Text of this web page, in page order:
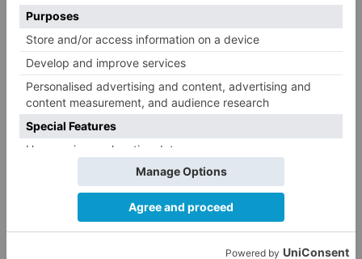
temporada.
El Burgos, sin embargo, sí ganaría un punto y
pasaría de 63 a 64, acercándose todavía más a
la pelea por el playoff. Es una diferencia
pequeña, pero suficiente para seguir
completamente enganchado a la lucha.
El caso contrario es el Málaga.
El conjunto andaluz perdería dos puntos y
bajaría de 66 a 64, alejándose prácticamente de